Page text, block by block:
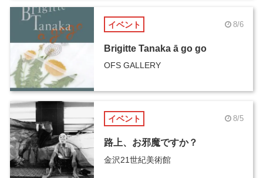
イベント 8/6
Brigitte Tanaka ā go go
OFS GALLERY
イベント 8/5
路上、お邪魔ですか？
金沢21世紀美術館